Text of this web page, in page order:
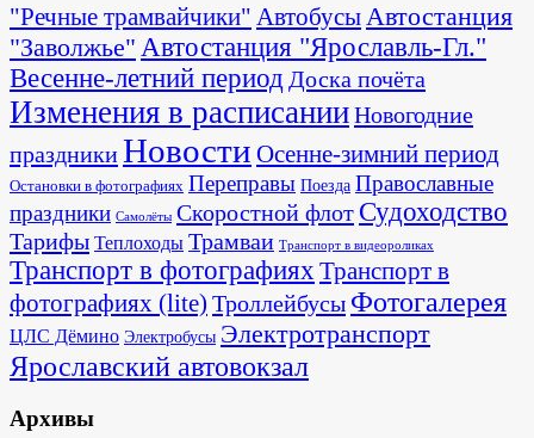
"Речные трамвайчики" АвтобусыАвтостанция
"Заволжье" Автостанция "Ярославль-Гл."
Весенне-летний период Доска почёта
Изменения в расписанииНовогодние
праздникиНовости Осенне-зимний период
Остановки в фотографиях Переправы Поезда Православные
праздники Самолёты Скоростной флот Судоходство
Тарифы Теплоходы Трамваи Транспорт в видеороликах
Транспорт в фотографияхТранспорт в
фотографиях (lite) Троллейбусы Фотогалерея
ЦЛС Дёмино Электробусы Электротранспорт
Ярославский автовокзал
Архивы